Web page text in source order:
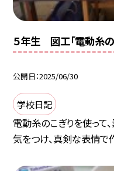
５年生 図工「電動糸の
公開日 2025/06/30
学校日記
電動糸のこぎりを使って
気をつけ、真剣な表情で